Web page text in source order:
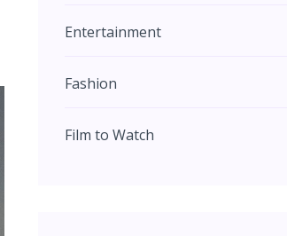
Entertainment
Fashion
Film to Watch